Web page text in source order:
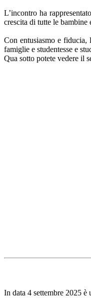
L’incontro ha
crescita di tutte le bambine
Con entusiasmo e fiducia,
famiglie e studentesse e
Qua sotto potete vedere il
In data 4 settembre 2025